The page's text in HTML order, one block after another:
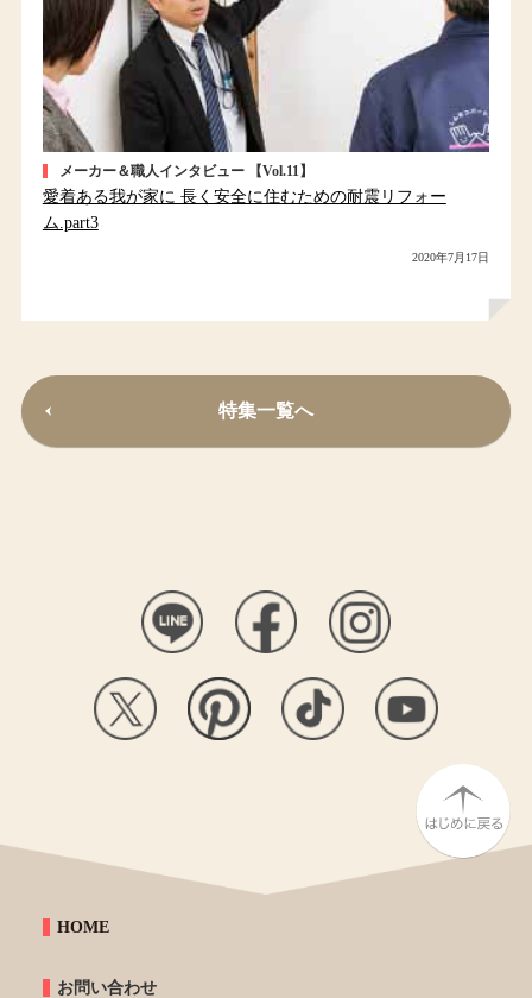
メーカー＆職人インタビュー 【Vol.11】
愛着ある我が家に 長く安全に住むための耐震リフォー
ム.part3
2020年7月17日
特集一覧へ
HOME
お問い合わせ